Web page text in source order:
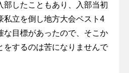
部したこともあり、入部当初
私立を倒し地方大会ベスト4
な目標があったので、そこか
をするのは苦になりませんで